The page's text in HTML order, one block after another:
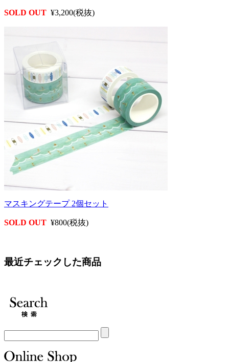
SOLD OUT ¥3,200(税抜)
マスキングテープ 2個セット
SOLD OUT ¥800(税抜)
最近チェックした商品